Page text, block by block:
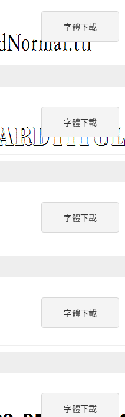
字體下載
字體下載
字體下載
字體下載
字體下載